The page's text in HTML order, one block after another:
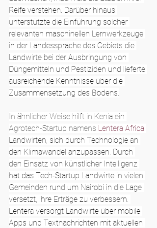
Reife verstehen. Darüber hinaus
unterstützte die Einführung solcher
relevanten maschinellen Lernwerkzeuge
in der Landessprache des Gebiets die
Landwirte bei der Ausbringung von
Düngemitteln und Pestiziden und lieferte
ausreichende Kenntnisse über die
Zusammensetzung des Bodens.
In ähnlicher Weise hilft in Kenia ein
Agrotech-Startup namens Lentera Africa
Landwirten, sich durch Technologie an
den Klimawandel anzupassen. Durch
den Einsatz von künstlicher Intelligenz
hat das Tech-Startup Landwirte in vielen
Gemeinden rund um Nairobi in die Lage
versetzt, ihre Erträge zu verbessern.
Lentera versorgt Landwirte über mobile
Apps und Textnachrichten mit aktuellen